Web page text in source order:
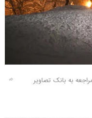
به بانک تصاویر